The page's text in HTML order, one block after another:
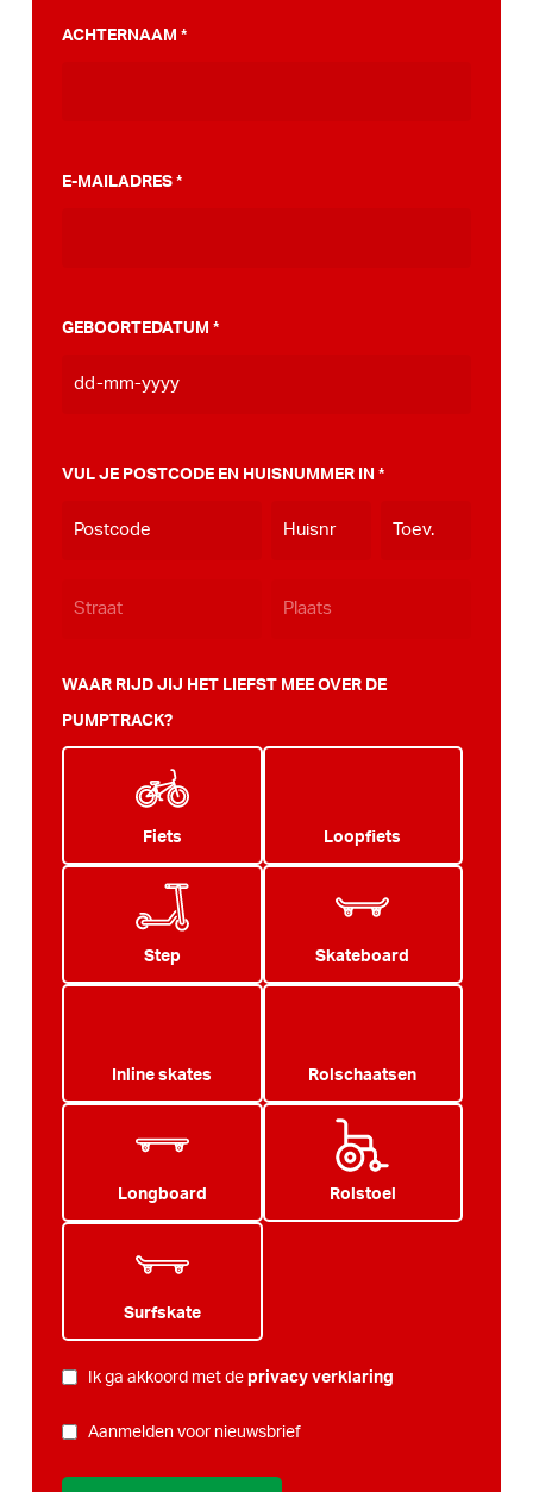
ACHTERNAAM *
E-MAILADRES *
GEBOORTEDATUM *
MM
JJJJ
VUL JE POSTCODE EN HUISNUMMER IN *
WAAR RIJD JIJ HET LIEFST MEE OVER DE
PUMPTRACK?
Fiets Loopfiets
Step Skateboard
Inline skates Rolschaatsen
Longboard Rolstoel
Surfskate
PRIVACYIk ga akkoord met de privacy verklaring
NIEUWSBRIEF
Aanmelden voor nieuwsbrief